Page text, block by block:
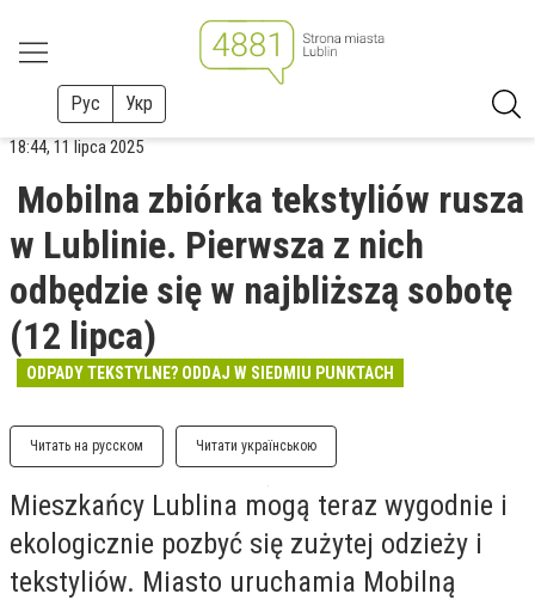
Рус Укр
18:44, 11 lipca 2025
Mobilna zbiórka tekstyliów rusza
w Lublinie. Pierwsza z nich
odbędzie się w najbliższą sobotę
(12 lipca)
ODPADY TEKSTYLNE? ODDAJ W SIEDMIU PUNKTACH
Читать на русском Читати українською
Mieszkańcy Lublina mogą teraz wygodnie i
ekologicznie pozbyć się zużytej odzieży i
tekstyliów. Miasto uruchamia Mobilną